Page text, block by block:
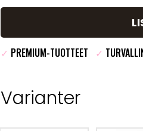
✓ PREMIUM-TUOTTEET ✓
Varianter